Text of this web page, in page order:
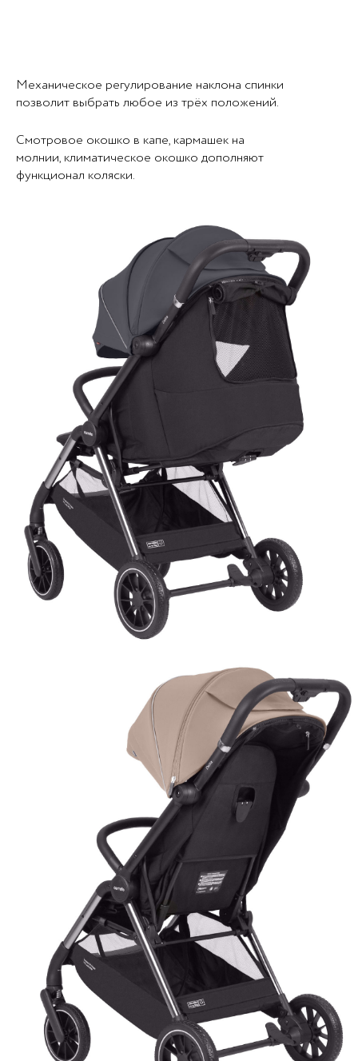
Механическое регулирование наклона спинки
позволит выбрать любое из трёх положений.
Смотровое окошко в капе, кармашек на
молнии, климатическое окошко дополняют
функционал коляски.